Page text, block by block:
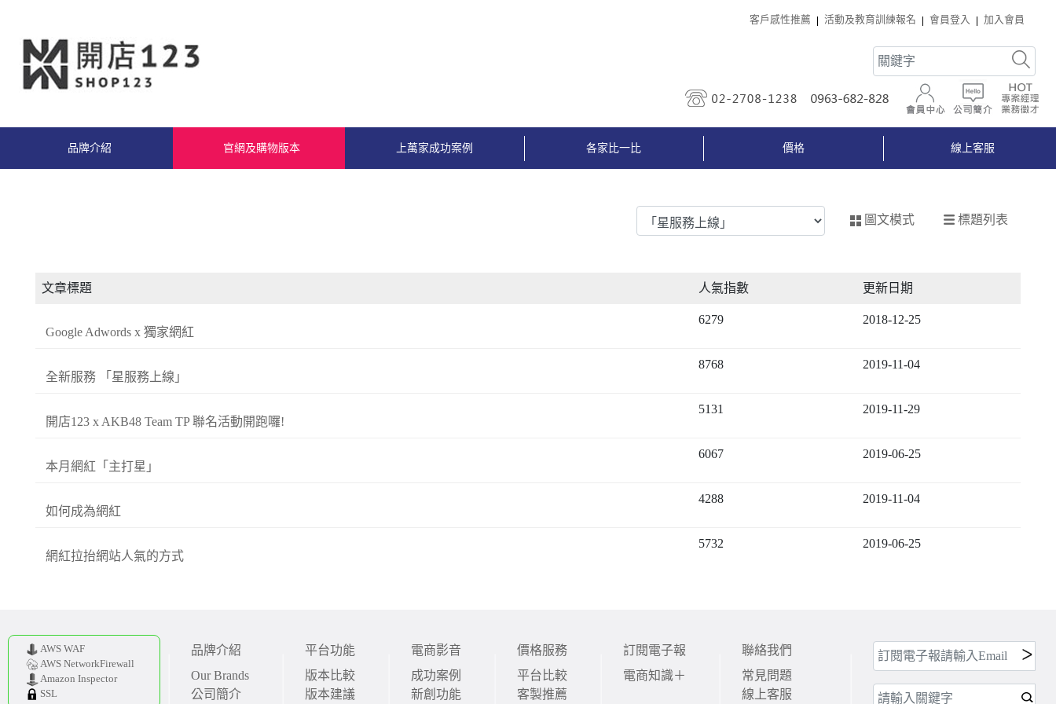
客戶感性推薦 活動及教育訓練報名 會員登入 加入會員
0963-682-828會員中心 公司簡介
品牌介紹 官網及購物版本 上萬家成功案例 各家比一比 價格 線上客服
圖文模式 標題列表
文章標題 人氣指數 更新日期
Google Adwords x 獨家網紅
6279 2018-12-25
全新服務 「星服務上線」
8768 2019-11-04
開店123 x AKB48 Team TP 聯名活動開跑囉!
5131 2019-11-29
本月網紅「主打星」
6067 2019-06-25
如何成為網紅
4288 2019-11-04
網紅拉抬網站人氣的方式
5732 2019-06-25
AWS WAF
AWS NetworkFirewall
Amazon Inspector
SSL
品牌介紹
Our Brands
公司簡介
平台功能
版本比較
版本建議
電商影音
成功案例
新創功能
價格服務
平台比較
客製推薦
訂閱電子報
電商知識＋
聯絡我們
常見問題
線上客服